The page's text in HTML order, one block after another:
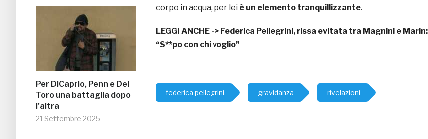
Per DiCaprio, Penn e Del
Toro una battaglia dopo
l’altra
21 Settembre 2025
corpo in acqua, per lei è un elemento tranquillizzante.
LEGGI ANCHE -> Federica Pellegrini, rissa evitata tra Magnini e Marin:
“S**po con chi voglio”
federica pellegrini gravidanza rivelazioni